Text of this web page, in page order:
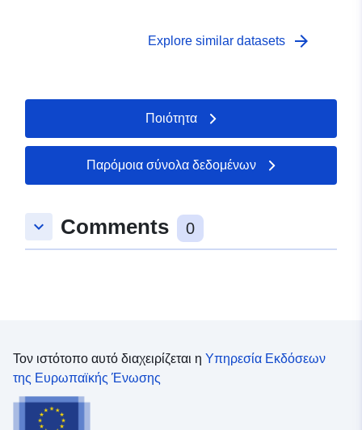
Explore similar datasets arrow_forward
Ποιότητα
Παρόμοια σύνολα δεδομένων
keyboard_arrow_down Comments 0
Τον ιστότοπο αυτό διαχειρίζεται η Υπηρεσία Εκδόσεων
της Ευρωπαϊκής Ένωσης